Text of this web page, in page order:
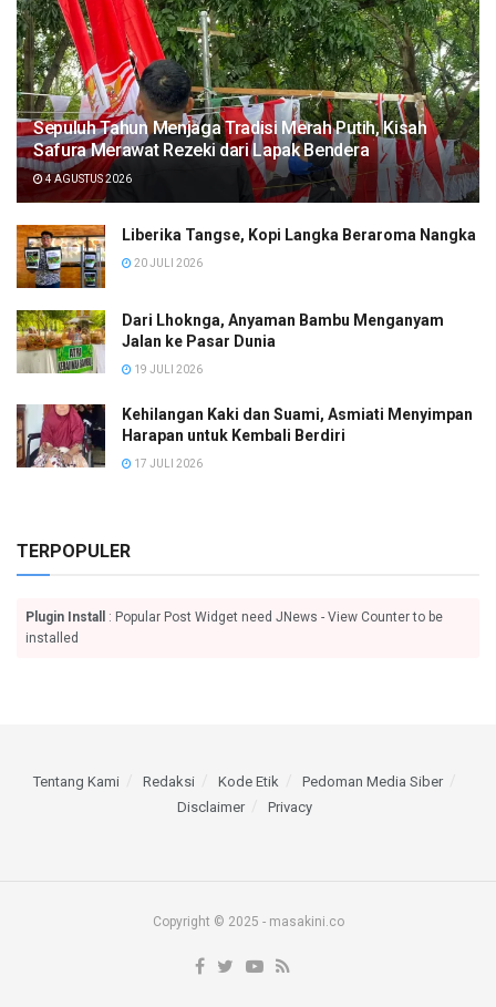
Sepuluh Tahun Menjaga Tradisi Merah Putih, Kisah
Safura Merawat Rezeki dari Lapak Bendera
4 AGUSTUS 2026
Liberika Tangse, Kopi Langka Beraroma Nangka
20 JULI 2026
Dari Lhoknga, Anyaman Bambu Menganyam
Jalan ke Pasar Dunia
19 JULI 2026
Kehilangan Kaki dan Suami, Asmiati Menyimpan
Harapan untuk Kembali Berdiri
17 JULI 2026
TERPOPULER
Plugin Install
: Popular Post Widget need JNews - View Counter to be
installed
Tentang Kami Redaksi Kode Etik
Pedoman Media Siber
Disclaimer
Privacy
Copyright © 2025 - masakini.co